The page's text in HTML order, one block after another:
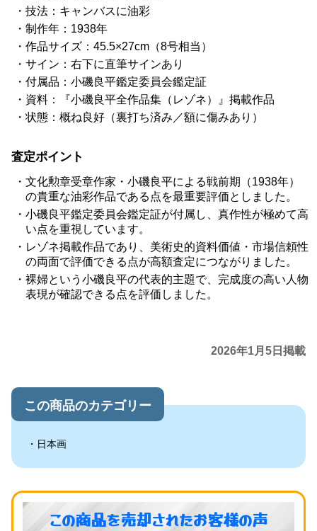
技法：キャンバスに油彩
制作年：1938年
作品サイズ：45.5×27cm（8号相当）
サイン：右下に直筆サインあり
付属品：小磯良平鑑定委員会鑑定証
資料：『小磯良平全作品集（レゾネ）』掲載作品
状態：概ね良好（裏打ち済み／額に傷みあり）
査定ポイント
文化勲章受章作家・小磯良平による戦前期（1938年）
の貴重な油彩作品である点を最重要評価としました。
小磯良平鑑定委員会鑑定証が付属し、真作性が極めて高
い点を重視しています。
レゾネ掲載作品であり、美術史的資料価値・市場信頼性
の両面で評価できる点が高額査定につながりました。
裸婦という小磯良平の代表的主題で、完成度の高い人物
表現が確認できる点を評価しました。
2026年1月5日掲載
この商品のカテゴリー
日本画
この商品を売却されたお客様の声